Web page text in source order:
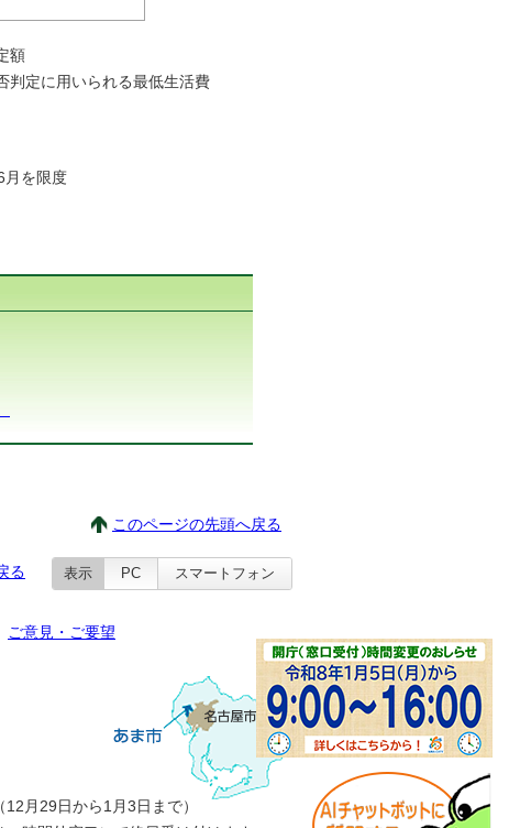
額
判定に用いられる最低生活費
月を限度
このページの先頭へ戻る
る 表示 PC スマートフォン
ご意見・ご要望
月29日から1月3日まで）